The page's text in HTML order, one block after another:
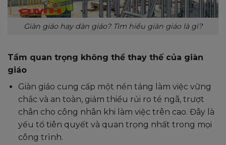
Giàn giáo hay dàn giáo? Tìm hiểu giàn giáo là gì?
Tầm quan trọng không thể thay thế của giàn
giáo
Giàn giáo cung cấp một nền tảng làm việc vững
chắc và an toàn, giảm thiểu rủi ro té ngã, trượt
chân cho công nhân khi làm việc trên cao. Đây là
yếu tố tiên quyết và quan trọng nhất trong mọi
công trình.